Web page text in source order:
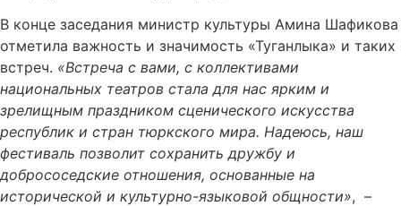
В конце заседания министр культуры Амина Шафикова
отметила важность и значимость «Туганлыка» и таких
встреч. «Встреча с вами, с коллективами
национальных театров стала для нас ярким и
зрелищным праздником сценического искусства
республик и стран тюркского мира. Надеюсь, наш
фестиваль позволит сохранить дружбу и
добрососедские отношения, основанные на
исторической и культурно-языковой общности», –